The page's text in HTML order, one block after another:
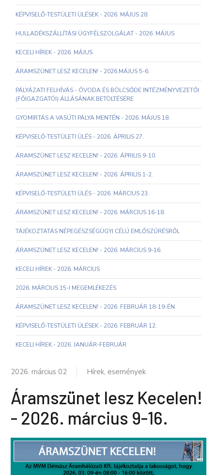
KÉPVISELŐ-TESTÜLETI ÜLÉSEK - 2026. MÁJUS 28.
HULLADÉKSZÁLLÍTÁSI ÜGYFÉLSZOLGÁLAT - 2026. MÁJUS
KECELI HÍREK - 2026. MÁJUS
ÁRAMSZÜNET LESZ KECELEN! - 2026.MÁJUS 5-6.
PÁLYÁZATI FELHÍVÁS - ÓVODA ÉS BÖLCSŐDE INTÉZMÉNYVEZETŐI
(FŐIGAZGATÓI) ÁLLÁSÁNAK BETÖLTÉSÉRE
GYOMIRTÁS A VASÚTI PÁLYA MENTÉN - 2026. MÁJUS 18.
KÉPVISELŐ-TESTÜLETI ÜLÉS - 2026. ÁPRILIS 27.
ÁRAMSZÜNET LESZ KECELEN! - 2026. ÁPRILIS 9-10.
ÁRAMSZÜNET LESZ KECELEN! - 2026. ÁPRILIS 1-2.
KÉPVISELŐ-TESTÜLETI ÜLÉS - 2026. MÁRCIUS 23.
ÁRAMSZÜNET LESZ KECELEN! - 2026. MÁRCIUS 16-18.
TÁJÉKOZTATÁS NÉPEGÉSZSÉGÜGYI CÉLÚ EMLŐSZŰRÉSRŐL
ÁRAMSZÜNET LESZ KECELEN! - 2026. MÁRCIUS 9-16.
KECELI HÍREK - 2026. MÁRCIUS
2026. MÁRCIUS 15-I MEGEMLÉKEZÉS
ÁRAMSZÜNET LESZ KECELEN! - 2026. FEBRUÁR 18-19-ÉN
KÉPVISELŐ-TESTÜLETI ÜLÉSEK - 2026. FEBRUÁR 12.
KECELI HÍREK - 2026. JANUÁR-FEBRUÁR
2026. március 02 Hírek, események
Áramszünet lesz Kecelen!
- 2026. március 9-16.